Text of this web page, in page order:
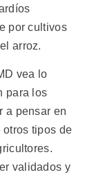
por cultivos
arroz.
vea lo
para los
a pensar en
tipos de
validados y